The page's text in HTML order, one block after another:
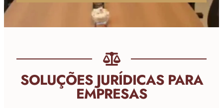
SOLUÇÕES JURÍDICAS PARA
EMPRESAS